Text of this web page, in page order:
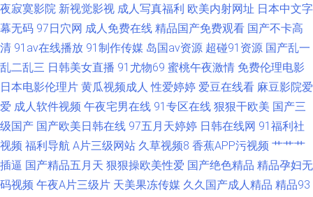
碰碰热 老湿机九一视频 91传媒免费网站 国产6页 午夜福利九洲 www成人免
费 亚洲日本国产精品 日韩极品av 91狠操白嫩美女
夜寂寞影院 新视觉影视 成人写真福利 欧美内射网址 日本中文字
幕无码 97日穴网 成人免费在线 精品国产免费观看 国产不卡高
清 91av在线播放 91制作传媒 岛国av资源 超碰91资源 国产乱一
乱二乱三 日韩美女直播 91尤物69 蜜桃午夜激情 免费伦理电影
日本电影伦理片 黄瓜视频成人 性爱婷婷 爱豆在线看 麻豆影院爱
爱 成人软件视频 午夜宅男在线 91专区在线 狠狠干欧美 国产三
级国产 国产欧美日韩在线 97五月天婷婷 日韩在线网 91福利社
视频 福利导航 A片三级网站 久草视频8 香蕉APP污视频 艹艹艹
插逼 国产精品五月天 狠狠操欧美性爱 国产绝色精品 精品孕妇无
码视频 午夜A片三级片 天美果冻传媒 久久国产成人精品 精品93